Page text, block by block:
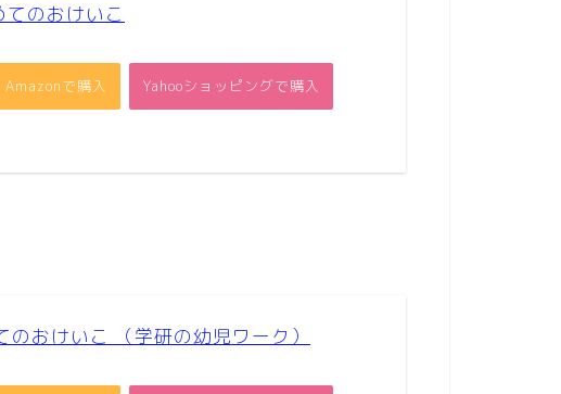
のおけいこ
Amazonで購入 Yahooショッピングで購入
おけいこ （学研の幼児ワーク）